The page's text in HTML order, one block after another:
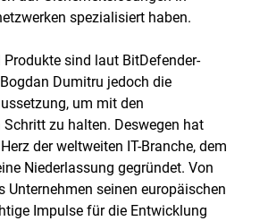
spezialisiert haben.
Produkte sind laut BitDefender-
Dumitru jedoch die
um mit den
Schritt zu halten. Deswegen hat
der weltweiten IT-Branche, dem
Niederlassung gegründet. Von
Unternehmen seinen europäischen
Impulse für die Entwicklung